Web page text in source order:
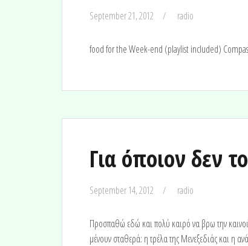
September 21, 2012 radio
food for the Week-end (playlist included)
Για όποιον δεν
September 14, 2012 radio
Προσπαθώ εδώ και πολύ καιρό να βρω την
μένουν σταθερά: η τρέλα της Μενεξεδιάς και η